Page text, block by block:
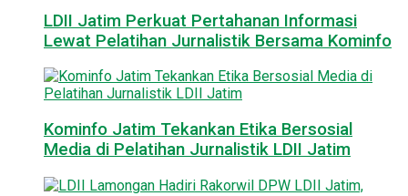
LDII Jatim Perkuat Pertahanan Informasi
Lewat Pelatihan Jurnalistik Bersama Kominfo
Kominfo Jatim Tekankan Etika Bersosial
Media di Pelatihan Jurnalistik LDII Jatim